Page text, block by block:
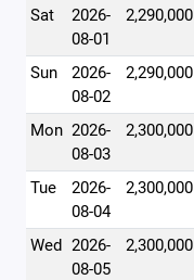
Sat
2026-
08-01
2,290,000
Sun
2026-
08-02
2,290,000
Mon 2026-
08-03
2,300,000
Tue
2026-
08-04
2,300,000
Wed 2026-
08-05
2,300,000